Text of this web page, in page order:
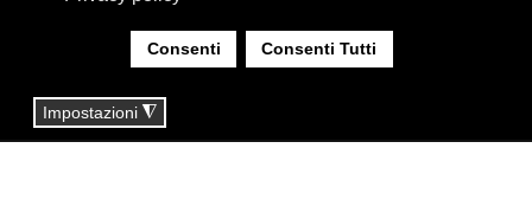
SEI QUI:HOME | SHOP